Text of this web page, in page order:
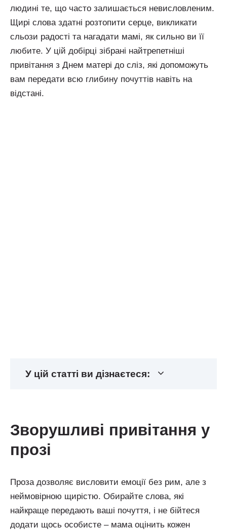
людині те, що часто залишається невисловленим.
Щирі слова здатні розтопити серце, викликати
сльози радості та нагадати мамі, як сильно ви її
любите. У цій добірці зібрані найтрепетніші
привітання з Днем матері до сліз, які допоможуть
вам передати всю глибину почуттів навіть на
відстані.
У цій статті ви дізнаєтеся:
зворушливі привітання у
прозі
Проза дозволяє висловити емоції без рим, але з
неймовірною щирістю. Обирайте слова, які
найкраще передають ваші почуття, і не бійтеся
додати щось особисте – мама оцінить кожен